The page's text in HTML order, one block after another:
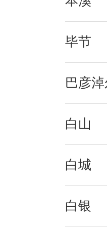
毕节
巴彦
白山
白城
白银